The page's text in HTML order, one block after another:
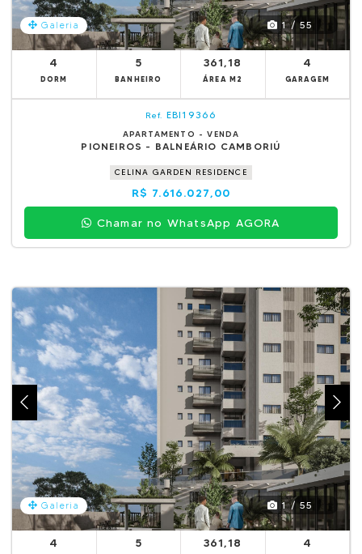
Galeria 1 / 55
4
DORM
5
BANHEIRO
361,18
ÁREA M2
4
GARAGEM
Ref. EBI19366
APARTAMENTO - VENDA
PIONEIROS - BALNEÁRIO CAMBORIÚ
CELINA GARDEN RESIDENCE
R$ 7.616.027,00
Chamar no WhatsApp AGORA
Galeria 1 / 55
4 5 361,18 4